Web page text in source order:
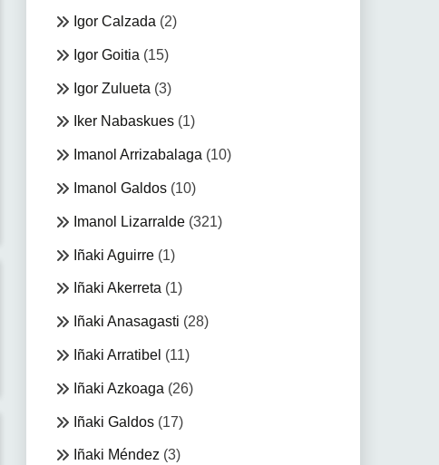
Igor Calzada (2)
Igor Goitia (15)
Igor Zulueta (3)
Iker Nabaskues(1)
Imanol Arrizabalaga (10)
Imanol Galdos(10)
Imanol Lizarralde(321)
Iñaki Aguirre(1)
Iñaki Akerreta(1)
Iñaki Anasagasti (28)
Iñaki Arratibel (11)
Iñaki Azkoaga (26)
Iñaki Galdos(17)
Iñaki Méndez(3)